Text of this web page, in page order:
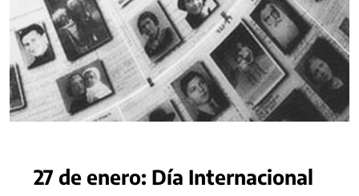
27 de enero: Día Internacional